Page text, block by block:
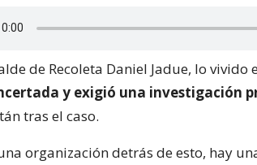
de Recoleta Daniel Jadue, lo vivido
y exigió una investigación
tras el caso.
organización detrás de esto, hay